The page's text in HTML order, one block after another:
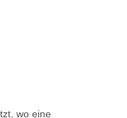
wo eine